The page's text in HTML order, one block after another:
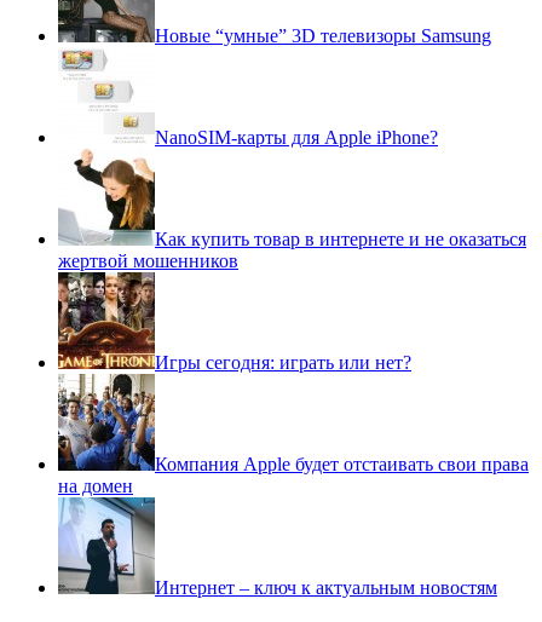
Новые “умные” 3D телевизоры Samsung
NanoSIM-карты для Apple iPhone?
Как купить товар в интернете и не оказаться
жертвой мошенников
Игры сегодня: играть или нет?
Компания Apple будет отстаивать свои права
на домен
Интернет – ключ к актуальным новостям